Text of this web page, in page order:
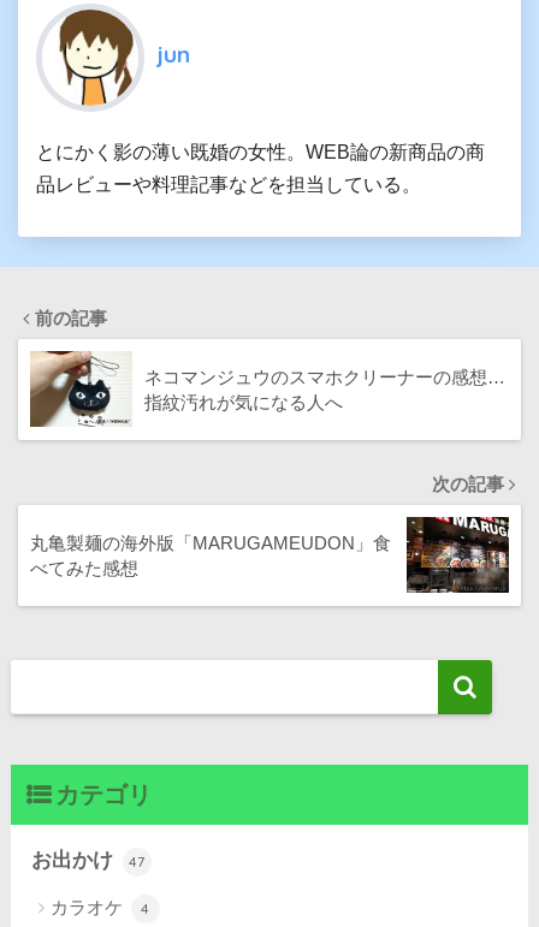
jun
とにかく影の薄い既婚の女性。WEB論の新商品の商
品レビューや料理記事などを担当している。
前の記事
ネコマンジュウのスマホクリーナーの感想…
指紋汚れが気になる人へ
次の記事
丸亀製麺の海外版「MARUGAMEUDON」食
べてみた感想
カテゴリ
お出かけ 47
カラオケ 4